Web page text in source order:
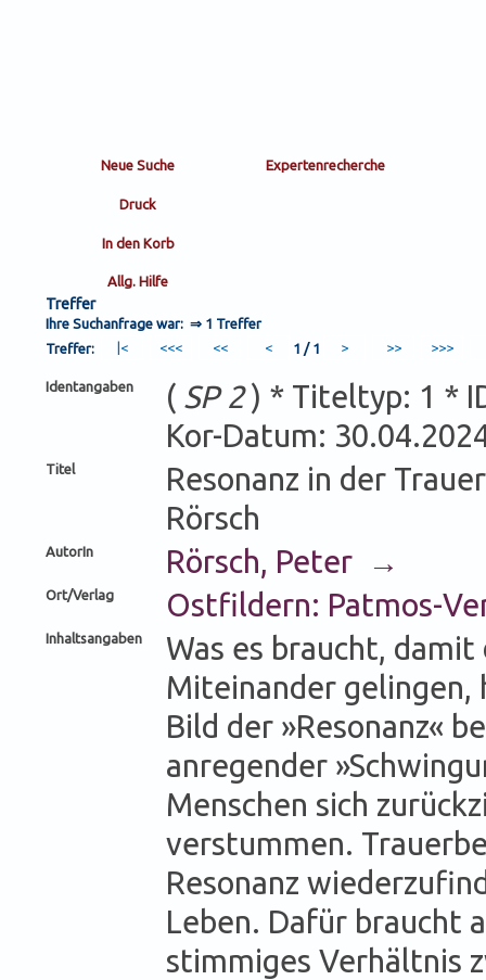
Treffer
Ihre Suchanfrage war: ⇒ 1 Treffer
Treffer:
1 / 1
Identangaben ( SP 2) * Titeltyp: 1 *
Kor-Datum:
Titel
Resonanz in der
Rörsch
AutorIn Rörsch, Peter →
Ort/Verlag Ostfildern: Patmos-
Inhaltsangaben
Was es braucht, damit
Miteinander gelingen,
Bild der »Resonanz«
anregender
Menschen sich
verstummen.
Resonanz
Leben. Dafür braucht
stimmiges Verhältnis